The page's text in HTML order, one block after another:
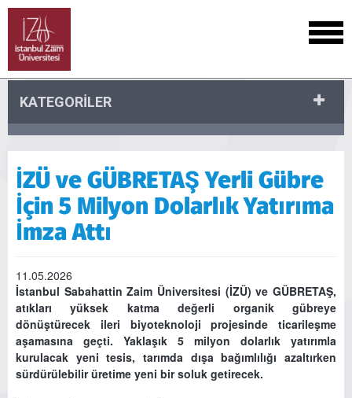
KATEGORİLER
İZÜ ve GÜBRETAŞ Yerli Gübre
İçin 5 Milyon Dolarlık Yatırıma
İmza Attı
11.05.2026
İstanbul Sabahattin Zaim Üniversitesi (İZÜ) ve GÜBRETAŞ,
atıkları yüksek katma değerli organik gübreye
dönüştürecek ileri biyoteknoloji projesinde ticarileşme
aşamasına geçti. Yaklaşık 5 milyon dolarlık yatırımla
kurulacak yeni tesis, tarımda dışa bağımlılığı azaltırken
sürdürülebilir üretime yeni bir soluk getirecek.